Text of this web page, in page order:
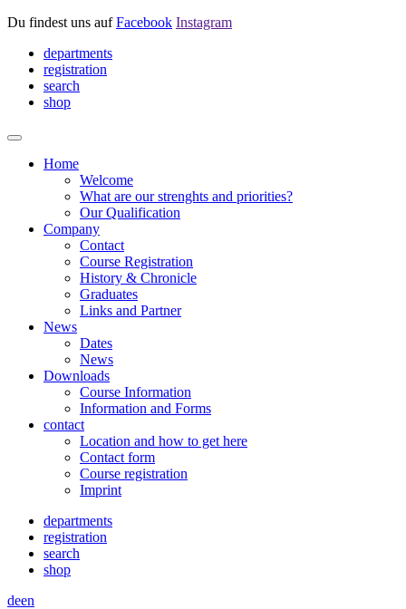
Du findest uns aufFacebook Instagram
departments
registration
search
shop
Home
Welcome
What are our strenghts and priorities?
Our Qualification
Company
Contact
Course Registration
History & Chronicle
Graduates
Links and Partner
News
Dates
News
Downloads
Course Information
Information and Forms
contact
Location and how to get here
Contact form
Course registration
Imprint
departments
registration
search
shop
deen